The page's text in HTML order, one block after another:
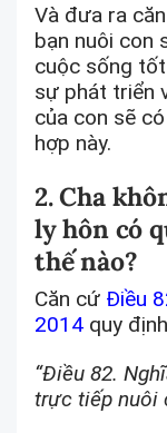
Và đưa ra
bạn nuôi con
cuộc sống
sự phát triển
của con sẽ
hợp này.
2. Cha
ly hôn có
thế nào?
Căn cứ Điều
2014 quy
“Điều 82.
trực tiếp nuôi